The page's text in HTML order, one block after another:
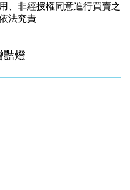
、非經授權同意進行買賣之
法究責
豔燈